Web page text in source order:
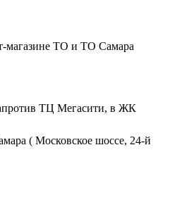
магазине ТО и ТО Самара
ТЦ Мегасити, в ЖК
( Московское шоссе, 24-й